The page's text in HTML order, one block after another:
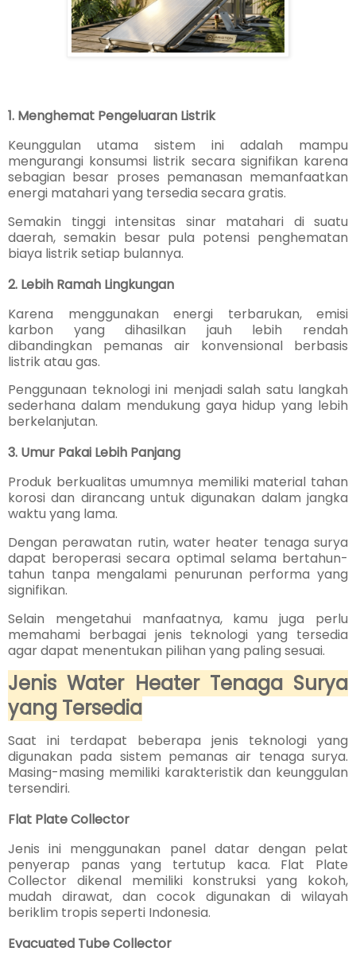
1. Menghemat Pengeluaran Listrik
Keunggulan utama sistem ini adalah mampu
mengurangi konsumsi listrik secara signifikan karena
sebagian besar proses pemanasan memanfaatkan
energi matahari yang tersedia secara gratis.
Semakin tinggi intensitas sinar matahari di suatu
daerah, semakin besar pula potensi penghematan
biaya listrik setiap bulannya.
2. Lebih Ramah Lingkungan
Karena menggunakan energi terbarukan, emisi
karbon yang dihasilkan jauh lebih rendah
dibandingkan pemanas air konvensional berbasis
listrik atau gas.
Penggunaan teknologi ini menjadi salah satu langkah
sederhana dalam mendukung gaya hidup yang lebih
berkelanjutan.
3. Umur Pakai Lebih Panjang
Produk berkualitas umumnya memiliki material tahan
korosi dan dirancang untuk digunakan dalam jangka
waktu yang lama.
Dengan perawatan rutin, water heater tenaga surya
dapat beroperasi secara optimal selama bertahun-
tahun tanpa mengalami penurunan performa yang
signifikan.
Selain mengetahui manfaatnya, kamu juga perlu
memahami berbagai jenis teknologi yang tersedia
agar dapat menentukan pilihan yang paling sesuai.
Jenis Water Heater Tenaga Surya
yang Tersedia
Saat ini terdapat beberapa jenis teknologi yang
digunakan pada sistem pemanas air tenaga surya.
Masing-masing memiliki karakteristik dan keunggulan
tersendiri.
Flat Plate Collector
Jenis ini menggunakan panel datar dengan pelat
penyerap panas yang tertutup kaca. Flat Plate
Collector dikenal memiliki konstruksi yang kokoh,
mudah dirawat, dan cocok digunakan di wilayah
beriklim tropis seperti Indonesia.
Evacuated Tube Collector